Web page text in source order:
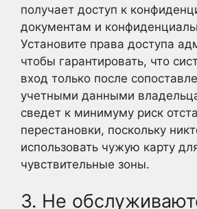
получает доступ к
документам и
Установите права доступа
чтобы гарантировать, что
вход только после
учетными данными
сведет к минимуму риск
перестановки, поскольку
использовать чужую карту
чувствительные зоны.
3. Не